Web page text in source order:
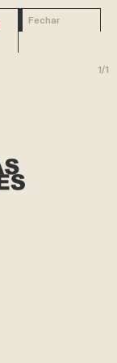
Fechar
1/1